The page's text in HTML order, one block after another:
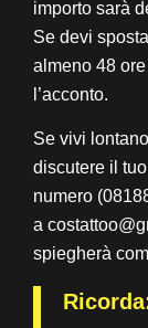
importo sarà
Se devi
almeno 48
l’acconto.
Se vivi
discutere il
numero
a
spiegherà